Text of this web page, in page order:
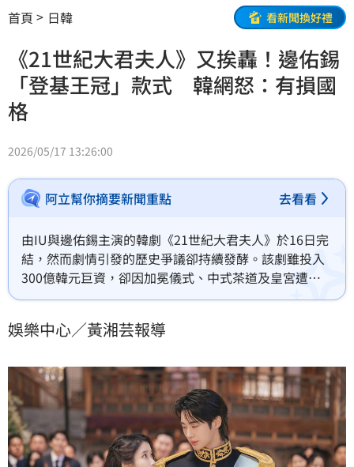
首頁 日韓 看新聞換好禮
《21世紀大君夫人》又挨轟！邊佑錫
「登基王冠」款式 韓網怒：有損國
格
2026/05/17 13:26:00
阿立幫你摘要新聞重點 去看看
由IU與邊佑錫主演的韓劇《21世紀大君夫人》於16日完
結，然而劇情引發的歷史爭議卻持續發酵。該劇雖投入
300億韓元巨資，卻因加冕儀式、中式茶道及皇宮遭焚
毀等情節，被批評嚴重損害韓國民族尊嚴，甚至遭質疑
登基關鍵場景未諮詢過專家，但敷衍態度令觀眾難以接
點，引發影視圈對歷史尊重的高度關注。黃湘芸
娛樂中心／黃湘芸報導